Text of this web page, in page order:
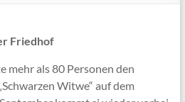
Friedhof
mehr als 80 Personen den
Witwe“ auf dem